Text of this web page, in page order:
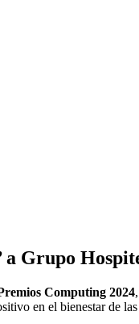
a Grupo
Computing 2024
en el bienestar de las